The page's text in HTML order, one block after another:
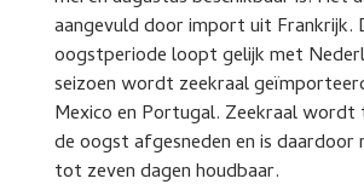
aangevuld door import uit Frankrijk.
oogstperiode loopt gelijk met
seizoen wordt zeekraal
Mexico en Portugal. Zeekraal
de oogst afgesneden en is daardoor
tot zeven dagen houdbaar.